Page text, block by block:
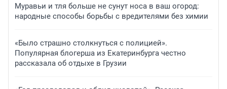
Муравьи и тля больше не сунут носа в ваш огород:
народные способы борьбы с вредителями без химии
«Было страшно столкнуться с полицией».
Популярная блогерша из Екатеринбурга честно
рассказала об отдыхе в Грузии